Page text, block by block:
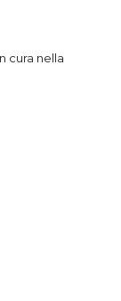
cura nella